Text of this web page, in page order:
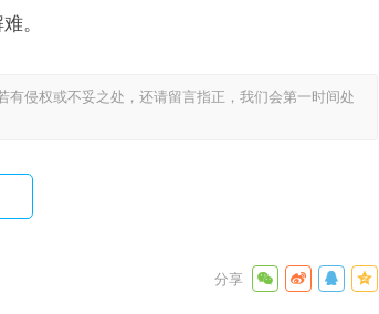
。
侵权或不妥之处，还请留言指正，我们会第一时间处